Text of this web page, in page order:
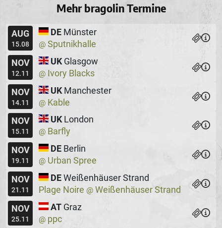
Mehr bragolin Termine
AUG
15.08
DE Münster
@ Sputnikhalle
NOV
12.11
UK Glasgow
@ Ivory Blacks
NOV
14.11
UK Manchester
@ Kable
NOV
15.11
UK London
@ Barfly
NOV
19.11
DE Berlin
@ Urban Spree
NOV
21.11
DE Weißenhäuser Strand
Plage Noire @ Weißenhäuser Strand
NOV
25.11
AT Graz
@ ppc